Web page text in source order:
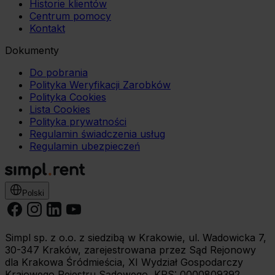
celu
wybierz czarny przycisk znajdujący się w lewym dolnym
rogu na każdej z naszych podstron.
Historie klientów
Centrum pomocy
Kontakt
Dokumenty
Do pobrania
Polityka Weryfikacji Zarobków
Polityka Cookies
Lista Cookies
Polityka prywatności
Regulamin świadczenia usług
Regulamin ubezpieczeń
Polski
Simpl sp. z o.o. z siedzibą w Krakowie, ul. Wadowicka 7,
30-347 Kraków, zarejestrowana przez Sąd Rejonowy
dla Krakowa Śródmieścia, XI Wydział Gospodarczy